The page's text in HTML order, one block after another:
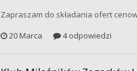
Zapraszam do składania ofert
20 Marca
4 odpowiedzi